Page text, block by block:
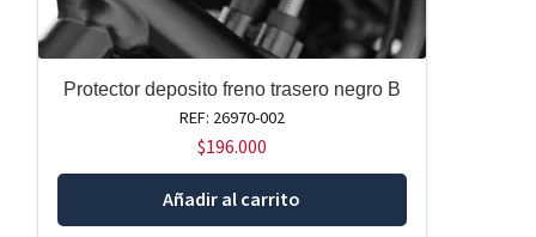
Protector deposito freno trasero negro B
REF: 26970-002
$196.000
Añadir al carrito